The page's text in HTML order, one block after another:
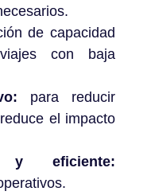
de capacidad
con baja
para reducir
el impacto
y eficiente: